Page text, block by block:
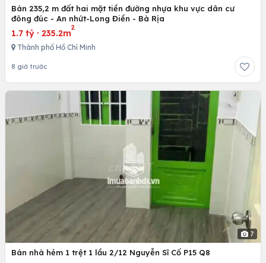
Bán 235,2 m đất hai mặt tiền đường nhựa khu vực dân cư
đông đúc - An nhứt-Long Điền - Bà Rịa
1.7 tỷ · 235.2m
2
Thành phố Hồ Chí Minh
8 giờ trước
7
Bán nhà hẻm 1 trệt 1 lầu 2/12 Nguyễn Sĩ Cố P15 Q8